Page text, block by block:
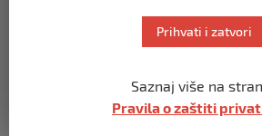
PLATE U JAVNOM
GRANICA IZMEĐU
JAVNOG LINČA
Prihvati i zatvori
Saznaj više na
Pravila o zaštiti